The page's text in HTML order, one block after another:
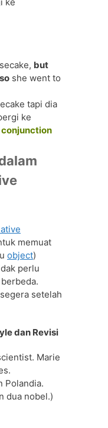
ke
but
so she went to
tapi dia
ke
memuat
object)
perlu
setelah
dan Revisi
Marie
Polandia.
dua nobel.)